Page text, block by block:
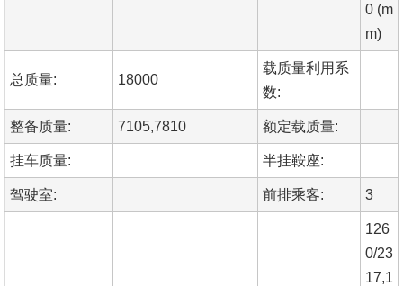
0 (m
m)
总质量: 18000
载质量利用系
数:
整备质量: 7105,7810 额定载质量:
挂车质量: 半挂鞍座:
驾驶室: 前排乘客: 3
126
0/23
17,1